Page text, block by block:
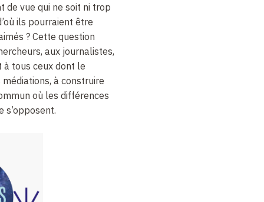
de vue qui ne soit ni trop
ils pourraient être
? Cette question
aux journalistes,
à tous ceux dont le
à construire
où les différences
s’opposent.